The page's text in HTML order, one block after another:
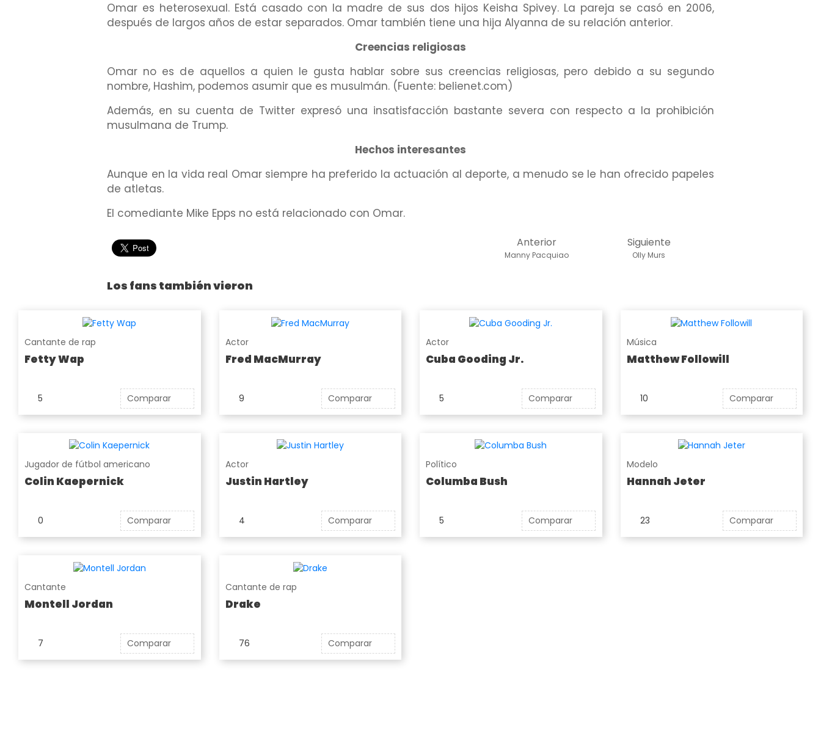
Omar es heterosexual. Está casado con la madre de sus dos hijos Keisha Spivey. La pareja se casó en 2006,
después de largos años de estar separados. Omar también tiene una hija Alyanna de su relación anterior.
Creencias religiosas
Omar no es de aquellos a quien le gusta hablar sobre sus creencias religiosas, pero debido a su segundo
nombre, Hashim, podemos asumir que es musulmán. (Fuente: belienet.com)
Además, en su cuenta de Twitter expresó una insatisfacción bastante severa con respecto a la prohibición
musulmana de Trump.
Hechos interesantes
Aunque en la vida real Omar siempre ha preferido la actuación al deporte, a menudo se le han ofrecido papeles
de atletas.
El comediante Mike Epps no está relacionado con Omar.
Siguiente
Olly Murs
Anterior
Manny Pacquiao
Los fans también vieron
Cantante de rap
Fetty Wap
5 Comparar
Actor
Fred MacMurray
9 Comparar
Actor
Cuba Gooding Jr.
5 Comparar
Música
Matthew Followill
10 Comparar
Jugador de fútbol americano
Colin Kaepernick
0 Comparar
Actor
Justin Hartley
4 Comparar
Político
Columba Bush
5 Comparar
Modelo
Hannah Jeter
23 Comparar
Cantante
Montell Jordan
7 Comparar
Cantante de rap
Drake
76 Comparar